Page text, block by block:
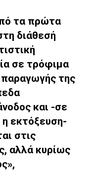
τα πρώτα
διάθεσή
σε τρόφιμα
παραγωγής της
και -σε
εκτόξευση-
στις
αλλά κυρίως